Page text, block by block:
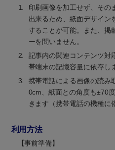
1.
印刷画像を加工せず、その
出来るため、紙面デザイン
することが可能。また、掲
ーを問いません。
2.
記事内の関連コンテンツ対
帯端末の記憶容量に依存し
3.
携帯電話による画像の読み
0cm、紙面との角度も±70
きます（携帯電話の機種に
利用方法
【事前準備】